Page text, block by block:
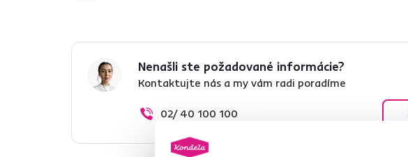
Nenašli ste požadované informácie?
Kontaktujte nás a my vám radi poradíme
02/ 40 100 100